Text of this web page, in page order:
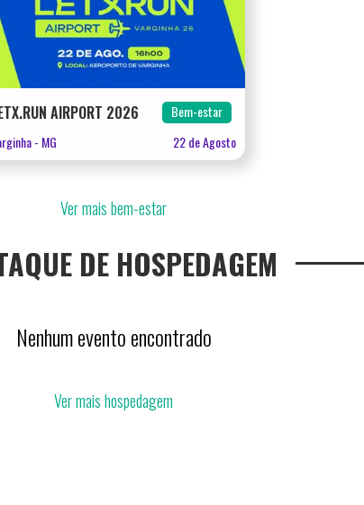
AIRPORT 2026
Bem-estar
- MG
22 de Agosto
Ver maisbem-estar
DE HOSPEDAGEM
Nenhum evento encontrado
Ver maishospedagem